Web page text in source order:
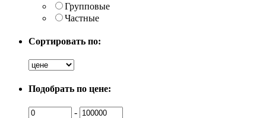
Групповые
Частные
Сортировать по:
Подобрать по цене:
-